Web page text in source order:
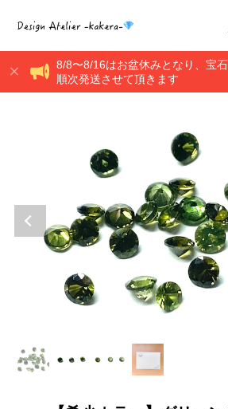
8/8〜8/16はお盆休みとなり、宝
順次発送させて頂きます